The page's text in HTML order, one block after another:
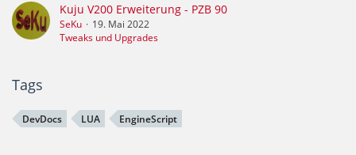
Kuju V200 Erweiterung - PZB 90
SeKu
19. Mai 2022
Tweaks und Upgrades
Tags
DevDocs LUA EngineScript